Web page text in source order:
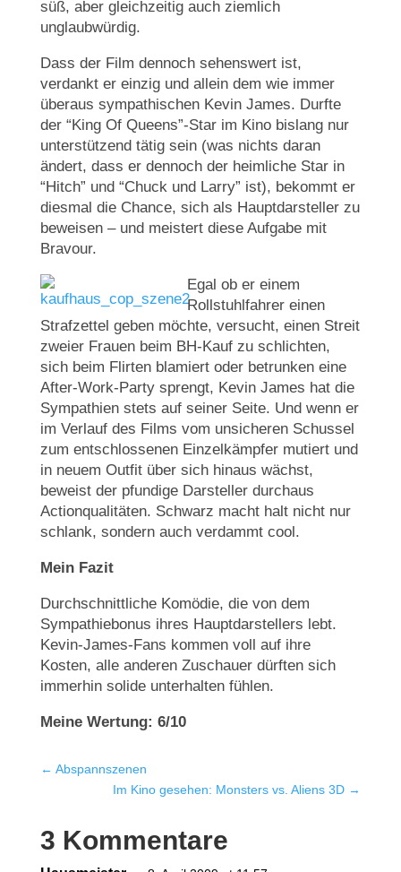
süß, aber gleichzeitig auch ziemlich
unglaubwürdig.
Dass der Film dennoch sehenswert ist,
verdankt er einzig und allein dem wie immer
überaus sympathischen Kevin James. Durfte
der “King Of Queens”-Star im Kino bislang nur
unterstützend tätig sein (was nichts daran
ändert, dass er dennoch der heimliche Star in
“Hitch” und “Chuck und Larry” ist), bekommt er
diesmal die Chance, sich als Hauptdarsteller zu
beweisen – und meistert diese Aufgabe mit
Bravour.
Egal ob er einem
Rollstuhlfahrer einen
Strafzettel geben möchte, versucht, einen Streit
zweier Frauen beim BH-Kauf zu schlichten,
sich beim Flirten blamiert oder betrunken eine
After-Work-Party sprengt, Kevin James hat die
Sympathien stets auf seiner Seite. Und wenn er
im Verlauf des Films vom unsicheren Schussel
zum entschlossenen Einzelkämpfer mutiert und
in neuem Outfit über sich hinaus wächst,
beweist der pfundige Darsteller durchaus
Actionqualitäten. Schwarz macht halt nicht nur
schlank, sondern auch verdammt cool.
Mein Fazit
Durchschnittliche Komödie, die von dem
Sympathiebonus ihres Hauptdarstellers lebt.
Kevin-James-Fans kommen voll auf ihre
Kosten, alle anderen Zuschauer dürften sich
immerhin solide unterhalten fühlen.
Meine Wertung: 6/10
← Abspannszenen
Im Kino gesehen: Monsters vs. Aliens 3D →
3 Kommentare